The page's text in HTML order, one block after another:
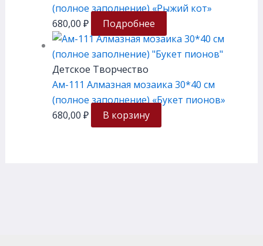
(полное заполнение) «Рыжий кот»
680,00 ₽ Подробнее
Детское Творчество
Ам-111 Алмазная мозаика 30*40 см
(полное заполнение) «Букет пионов»
680,00 ₽ В корзину